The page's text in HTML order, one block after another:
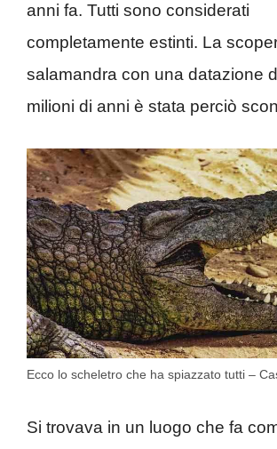
anni fa. Tutti sono considerati
completamente estinti. La
salamandra con una datazione
milioni di anni è stata perciò
Ecco lo scheletro che ha spiazzato tutti –
Si trovava in un luogo che fa